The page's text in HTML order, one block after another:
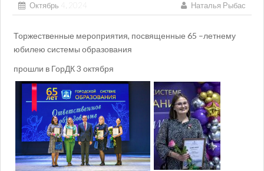
Октябрь 4, 2024 Наталья Рыбас
Торжественные мероприятия, посвященные 65 –летнему
юбилею системы образования
прошли в ГорДК 3 октября